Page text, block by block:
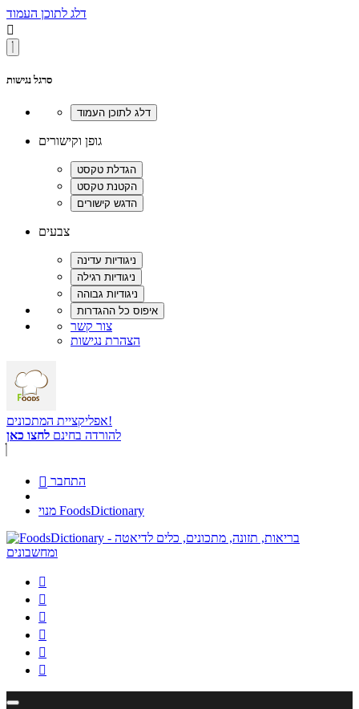
דלג לתוכן העמוד

סרגל נגישות
גופן וקישורים
צבעים
צור קשר
הצהרת נגישות
אפליקציית המתכונים!
להורדה בחינם לחצו כאן
 התחבר
מנוי FoodsDictionary





